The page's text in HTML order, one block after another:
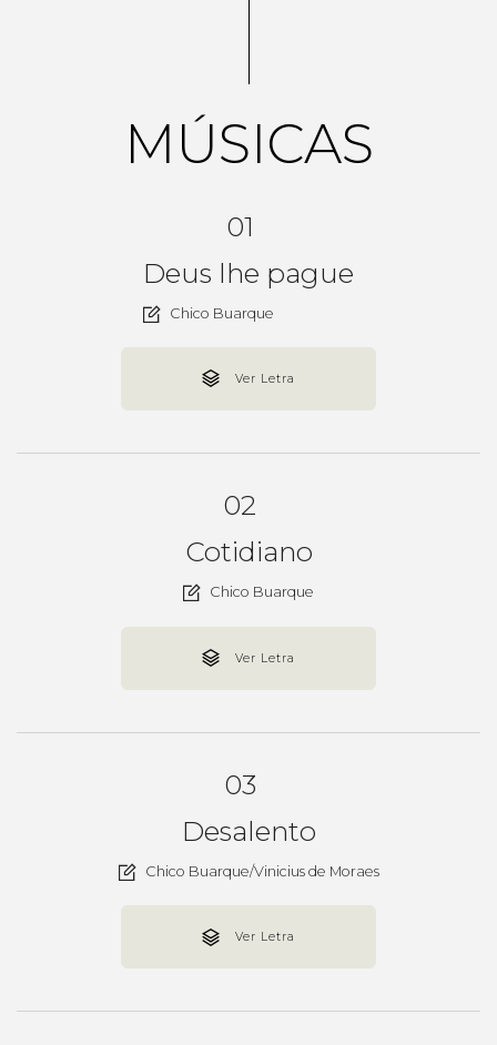
MÚSICAS
01
Deus lhe pague
Chico Buarque
Ver Letra
02
Cotidiano
Chico Buarque
Ver Letra
03
Desalento
Chico Buarque/Vinicius de Moraes
Ver Letra